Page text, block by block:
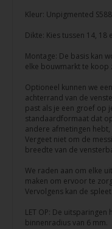
Kleur: Unpigmented S588
Dikte: Kies tussen 14, 18
Montage: De basis kan
elke bouwmarkt te koop
Optioneel kunnen we
achterrand van de
past als je een groef op
standaardformaat dat
andere afmetingen
Vergeet niet om de
breedte van de
We raden aan om elke
maken om ervoor te
Vervolgens kan de
LET OP: De
binnenradius van 6 mm.